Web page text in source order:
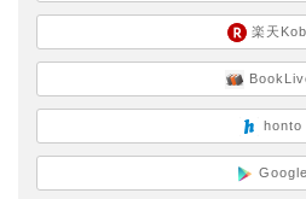
楽天
honto
Google